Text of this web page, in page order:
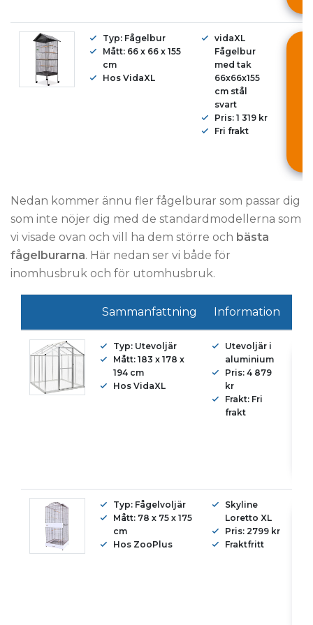
Typ: Fågelbur
Mått: 66 x 66 x 155
cm
Hos VidaXL
vidaXL
Fågelbur
med tak
66x66x155
cm stål
svart
Pris: 1 319 kr
Fri frakt
Nedan kommer ännu fler fågelburar som passar dig
som inte nöjer dig med de standardmodellerna som
vi visade ovan och vill ha dem större och bästa
fågelburarna. Här nedan ser vi både för
inomhusbruk och för utomhusbruk.
Sammanfattning Information
Typ: Utevoljär
Mått: 183 x 178 x
194 cm
Hos VidaXL
Utevoljär i
aluminium
Pris: 4 879
kr
Frakt: Fri
frakt
Typ: Fågelvoljär
Mått: 78 x 75 x 175
cm
Hos ZooPlus
Skyline
Loretto XL
Pris: 2799 kr
Fraktfritt